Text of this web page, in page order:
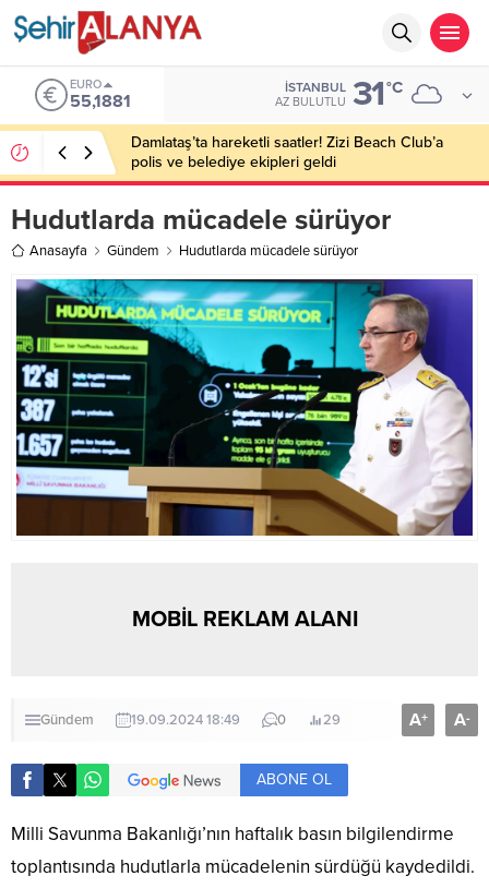
EURO
55,1881
İSTANBUL
AZ BULUTLU 31°C
Damlataş’ta hareketli saatler! Zizi Beach Club’a
polis ve belediye ekipleri geldi
Hudutlarda mücadele sürüyor
Anasayfa Gündem Hudutlarda mücadele sürüyor
MOBİL REKLAM ALANI
Gündem 19.09.2024 18:49 0 29 A+ A-
ABONE OL
Milli Savunma Bakanlığı’nın haftalık basın bilgilendirme
toplantısında hudutlarla mücadelenin sürdüğü kaydedildi.